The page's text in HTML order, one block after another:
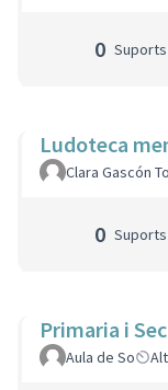
0 Suports
Ludoteca
Clara Gascón
0 Suports
Primaria i
Aula de So